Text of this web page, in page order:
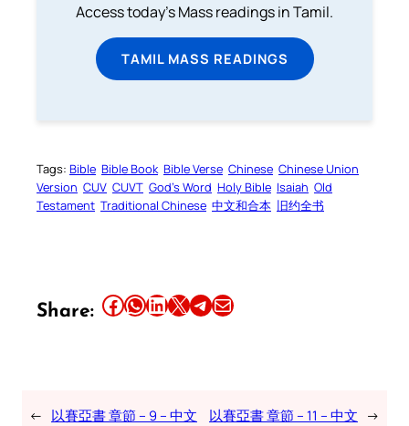
Access today's Mass readings in Tamil.
TAMIL MASS READINGS
Tags: Bible Bible Book Bible Verse Chinese Chinese Union
Version CUV CUVT God’s Word Holy Bible Isaiah Old
Testament Traditional Chinese 中文和合本 旧约全书
Share: Share this article on Facebook Share this article on WhatsApp Share this article on LinkedIn Share this article on X Share this article on TelegramEmail this Article
← 以賽亞書 章節 – 9 – 中文
以賽亞書 章節 – 11 – 中文 →